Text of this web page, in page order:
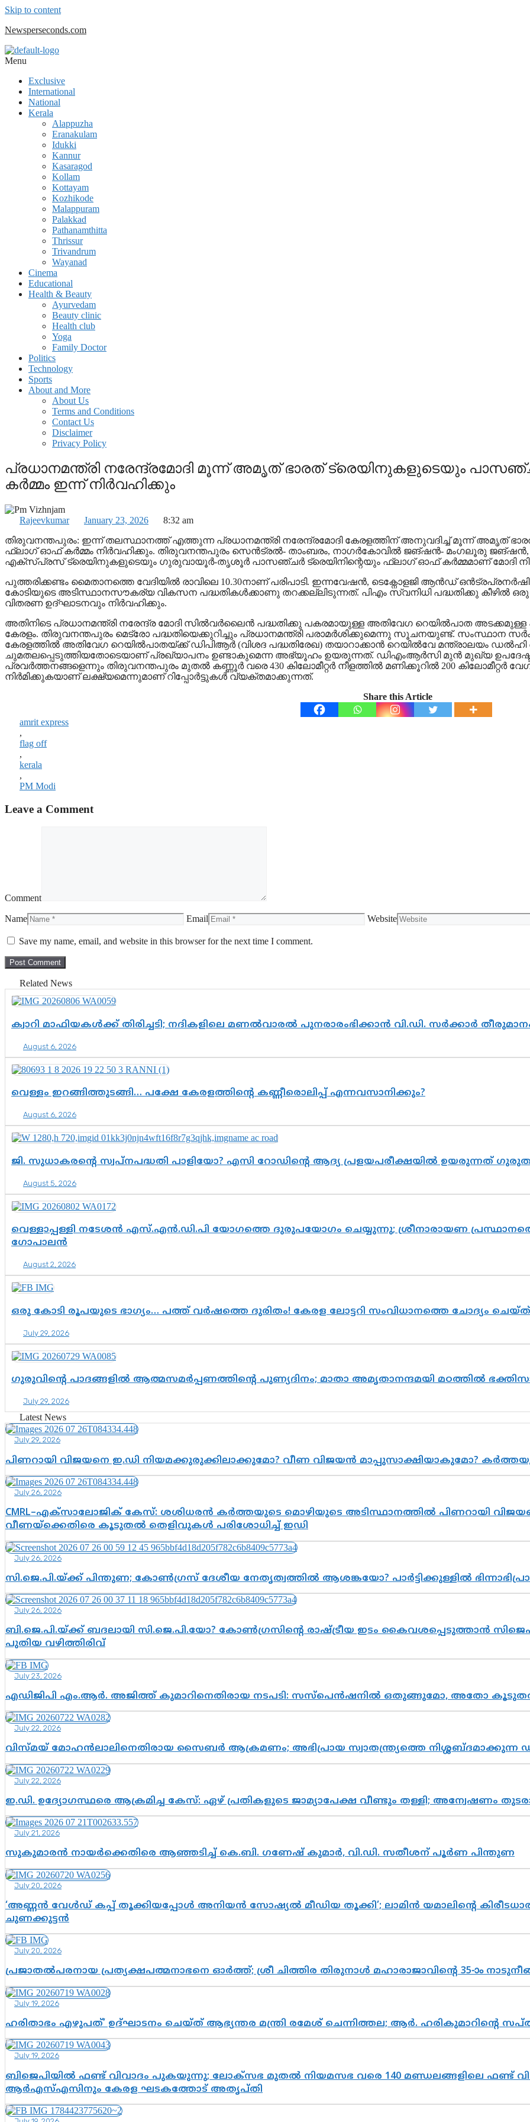
Skip to content
Newsperseconds.com
Menu
Exclusive
International
National
Kerala
Alappuzha
Eranakulam
Idukki
Kannur
Kasaragod
Kollam
Kottayam
Kozhikode
Malappuram
Palakkad
Pathanamthitta
Thrissur
Trivandrum
Wayanad
Cinema
Educational
Health & Beauty
Ayurvedam
Beauty clinic
Health club
Yoga
Family Doctor
Politics
Technology
Sports
About and More
About Us
Terms and Conditions
Contact Us
Disclaimer
Privacy Policy
പ്രധാനമന്ത്രി നരേന്ദ്രമോദി മൂന്ന് അമൃത് ഭാരത് ട്രെയിനുകളുടെയും
കര്‍മ്മം ഇന്ന് നിര്‍വഹിക്കും
Rajeevkumar January 23, 2026
8:32 am
തിരുവനന്തപുരം: ഇന്ന് തലസ്ഥാനത്ത് എത്തുന്ന പ്രധാനമന്ത്രി നരേന്ദ്രമോദി കേരളത്തിന് അനുവദിച്ച് മൂന്ന് അമൃത്
ഫ്‌ലാഗ് ഓഫ് കര്‍മ്മം നിര്‍വഹിക്കും. തിരുവനന്തപുരം സെന്‍ട്രല്‍- താംബരം, നാഗര്‍കോവില്‍ ജങ്ഷന്‍- മംഗലൂരു
എക്‌സ്പ്രസ് ട്രെയിനുകളുടെയും ഗുരുവായൂര്‍-തൃശൂര്‍ പാസഞ്ചര്‍ ട്രെയിനിന്റെയും ഫ്‌ലാഗ് ഓഫ് കര്‍മ്മമാണ് മോദി
പുത്തരിക്കണ്ടം മൈതാനത്തെ വേദിയില്‍ രാവിലെ 10.30നാണ് പരിപാടി. ഇന്നവേഷന്‍, ടെക്നോളജി ആന്‍ഡ്
കോടിയുടെ അടിസ്ഥാനസൗകര്യ വികസന പദ്ധതികള്‍ക്കാണു തറക്കല്ലിടുന്നത്. പിഎം സ്വനിധി പദ്ധതിക്കു കീഴില്‍
വിതരണ ഉദ്ഘാടനവും നിര്‍വഹിക്കും.
അതിനിടെ പ്രധാനമന്ത്രി നരേന്ദ്ര മോദി സില്‍വര്‍ലൈന്‍ പദ്ധതിക്കു പകരമായുള്ള അതിവേഗ റെയില്‍പാത
കേരളം. തിരുവനന്തപുരം മെട്രോ പദ്ധതിയെക്കുറിച്ചും പ്രധാനമന്ത്രി പരാമര്‍ശിക്കുമെന്നു സൂചനയുണ്ട്. സംസ്ഥാന
കേരളത്തില്‍ അതിവേഗ റെയില്‍പാതയ്ക്ക് ഡിപിആര്‍ (വിശദ പദ്ധതിരേഖ) തയാറാക്കാന്‍ റെയില്‍വേ മന്ത്രാലയം
ചുമതലപ്പെടുത്തിയതോടെയാണ് പ്രഖ്യാപനം ഉണ്ടാകുമെന്ന അഭ്യൂഹം ഉയരുന്നത്. ഡിഎംആര്‍സി മുന്‍ മുഖ്യ
പ്രവര്‍ത്തനങ്ങളെന്നും തിരുവനന്തപുരം മുതല്‍ കണ്ണൂര്‍ വരെ 430 കിലോമീറ്റര്‍ നീളത്തില്‍ മണിക്കൂറില്‍ 200 കിലോമീറ്റര്‍
നിര്‍മിക്കുകയാണ് ലക്ഷ്യമെന്നുമാണ് റിപ്പോര്‍ട്ടുകള്‍ വ്യക്തമാക്കുന്നത്.
Share this Article
amrit express
,
flag off
,
kerala
,
PM Modi
Leave a Comment
Comment
Name Email Website
Save my name, email, and website in this browser for the next time I comment.
Related News
ക്വാറി മാഫിയകൾക്ക് തിരിച്ചടി; നദികളിലെ മണൽവാരൽ പുനരാരംഭിക്കാൻ വി.ഡി. സർക്കാർ
August 6, 2026
വെള്ളം ഇറങ്ങിത്തുടങ്ങി… പക്ഷേ കേരളത്തിന്റെ കണ്ണീരൊലിപ്പ് എന്നവസാനിക്കും?
August 6, 2026
ജി. സുധാകരന്റെ സ്വപ്നപദ്ധതി പാളിയോ? എസി റോഡിന്റെ ആദ്യ പ്രളയപരീക്ഷയിൽ ഉയരുന്നത്
August 5, 2026
വെള്ളാപ്പള്ളി നടേശൻ എസ്.എൻ.ഡി.പി യോഗത്തെ ദുരുപയോഗം ചെയ്യുന്നു; ശ്രീനാരായണ
ഗോപാലൻ
August 2, 2026
ഒരു കോടി രൂപയുടെ ഭാഗ്യം… പത്ത് വർഷത്തെ ദുരിതം! കേരള ലോട്ടറി സംവിധാനത്തെ ചോദ്യം
July 29, 2026
ഗുരുവിന്റെ പാദങ്ങളിൽ ആത്മസമർപ്പണത്തിന്റെ പുണ്യദിനം; മാതാ അമൃതാനന്ദമയി മഠത്തിൽ
July 29, 2026
Latest News
July 29, 2026
പിണറായി വിജയനെ ഇ.ഡി നിയമക്കുരുക്കിലാക്കുമോ? വീണ വിജയൻ മാപ്പുസാക്ഷിയാകുമോ?
July 26, 2026
CMRL–എക്‌സാലോജിക് കേസ്: ശശിധരൻ കർത്തയുടെ മൊഴിയുടെ അടിസ്ഥാനത്തിൽ പിണറായി
വീണയ്‌ക്കെതിരെ കൂടുതൽ തെളിവുകൾ പരിശോധിച്ച് ഇഡി
July 26, 2026
സി.ജെ.പി.യ്ക്ക് പിന്തുണ; കോൺഗ്രസ് ദേശീയ നേതൃത്വത്തിൽ ആശങ്കയോ? പാർട്ടിക്കുള്ളിൽ
July 26, 2026
ബി.ജെ.പി.യ്ക്ക് ബദലായി സി.ജെ.പി.യോ? കോൺഗ്രസിന്റെ രാഷ്ട്രീയ ഇടം കൈവശപ്പെടുത്താൻ
പുതിയ വഴിത്തിരിവ്
July 23, 2026
എഡിജിപി എം.ആർ. അജിത്ത് കുമാറിനെതിരായ നടപടി: സസ്പെൻഷനിൽ ഒതുങ്ങുമോ, അതോ
July 22, 2026
വിസ്മയ് മോഹൻലാലിനെതിരായ സൈബർ ആക്രമണം; അഭിപ്രായ സ്വാതന്ത്ര്യത്തെ നിശ്ശബ്ദമാക്കുന്ന
July 22, 2026
ഇ.ഡി. ഉദ്യോഗസ്ഥരെ ആക്രമിച്ച കേസ്: ഏഴ് പ്രതികളുടെ ജാമ്യാപേക്ഷ വീണ്ടും തള്ളി; അന്വേഷണം
July 21, 2026
സുകുമാരൻ നായർക്കെതിരെ ആഞ്ഞടിച്ച് കെ.ബി. ഗണേഷ് കുമാർ, വി.ഡി. സതീശന് പൂർണ പിന്തുണ
July 20, 2026
‘അണ്ണൻ വേൾഡ് കപ്പ് തൂക്കിയപ്പോൾ അനിയൻ സോഷ്യൽ മീഡിയ തൂക്കി’; ലാമിൻ യമാലിന്റെ
ചുണക്കുട്ടൻ
July 20, 2026
പ്രജാതൽപരനായ പ്രത്യക്ഷപത്മനാഭനെ ഓർത്ത്; ശ്രീ ചിത്തിര തിരുനാൾ മഹാരാജാവിന്റെ 35-ാം
July 19, 2026
ഹരിതാഭം എഴുപത്’ ഉദ്ഘാടനം ചെയ്ത് ആഭ്യന്തര മന്ത്രി രമേശ് ചെന്നിത്തല; ആർ.
July 19, 2026
ബിജെപിയിൽ ഫണ്ട് വിവാദം പുകയുന്നു; ലോക്സഭ മുതൽ നിയമസഭ വരെ 140 മണ്ഡലങ്ങളിലെ ഫണ്ട്
ആർഎസ്എസിനും കേരള ഘടകത്തോട് അതൃപ്തി